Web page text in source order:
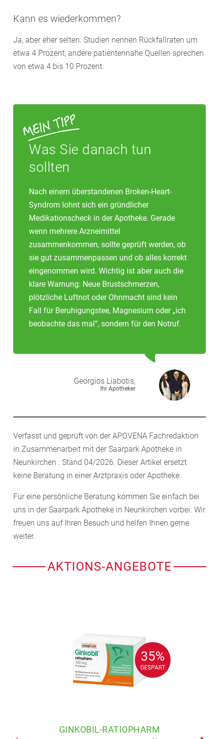
Kann es wiederkommen?
Ja, aber eher selten. Studien nennen Rückfallraten um
etwa 4 Prozent; andere patientennahe Quellen sprechen
von etwa 4 bis 10 Prozent.
Was Sie danach tun
sollten
Nach einem überstandenen Broken-Heart-
Syndrom lohnt sich ein gründlicher
Medikationscheck in der Apotheke. Gerade
wenn mehrere Arzneimittel
zusammenkommen, sollte geprüft werden, ob
sie gut zusammenpassen und ob alles korrekt
eingenommen wird. Wichtig ist aber auch die
klare Warnung: Neue Brustschmerzen,
plötzliche Luftnot oder Ohnmacht sind kein
Fall für Beruhigungstee, Magnesium oder „ich
beobachte das mal“, sondern für den Notruf.
Georgios Liabotis,
Ihr Apotheker
Verfasst und geprüft von der APOVENA Fachredaktion
in Zusammenarbeit mit der Saarpark Apotheke in
Neunkirchen . Stand 04/2026. Dieser Artikel ersetzt
keine Beratung in einer Arztpraxis oder Apotheke.
Für eine persönliche Beratung kommen Sie einfach bei
uns in der Saarpark Apotheke in Neunkirchen vorbei. Wir
freuen uns auf Ihren Besuch und helfen Ihnen gerne
weiter.
AKTIONS-ANGEBOTE
35%
GESPART
35%
GESPART
GINKOBIL-RATIOPHARM